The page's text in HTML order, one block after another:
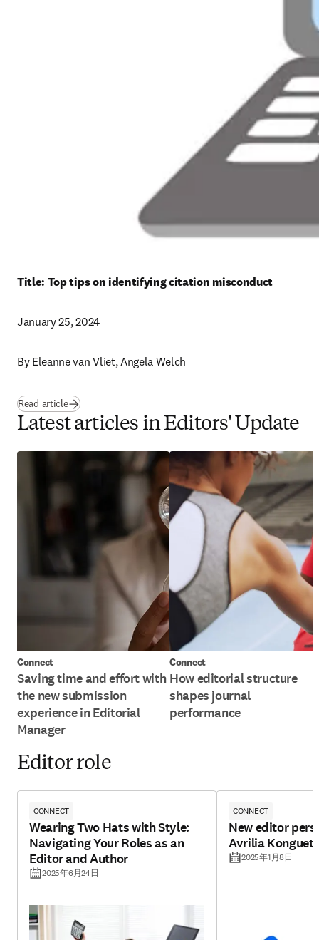
Title: Top tips on identifying citation misconduct
January 25, 2024
By Eleanne van Vliet, Angela Welch
Read article
Latest articles in Editors' Update
Connect
Saving time and effort with
the new submission
experience in Editorial
Manager
Connect
How editorial structure
shapes journal
performance
Editor role
CONNECT
Wearing Two Hats with Style:
Navigating Your Roles as an
Editor and Author
2025年6月24日
CONNECT
New editor
Avrilia
2025年1月8日